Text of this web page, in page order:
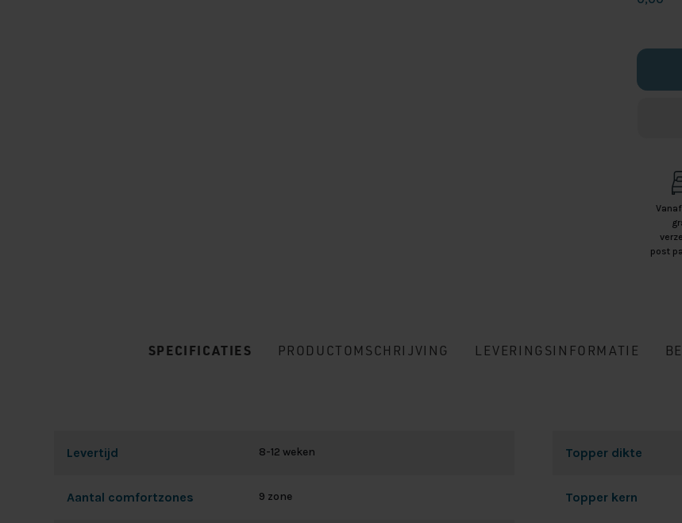
post
SPECIFICATIES PRODUCTOMSCHRIJVING LEVERINGSINFORMATIE
Levertijd 8-12 weken
Aantal comfortzones 9 zone
Topper dikte
Topper kern